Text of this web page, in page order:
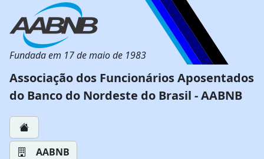
Fundada em 17 de maio de 1983
Associação dos Funcionários Aposentados
do Banco do Nordeste do Brasil - AABNB
AABNB